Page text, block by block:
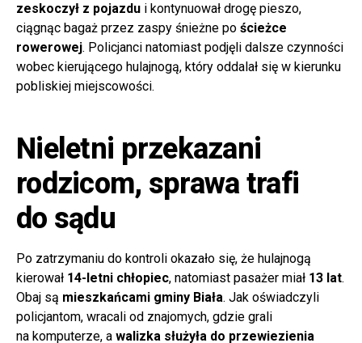
zeskoczył z pojazdu i kontynuował drogę pieszo,
ciągnąc bagaż przez zaspy śnieżne po ścieżce
rowerowej. Policjanci natomiast podjęli dalsze czynności
wobec kierującego hulajnogą, który oddalał się w kierunku
pobliskiej miejscowości.
Nieletni przekazani
rodzicom, sprawa trafi
do sądu
Po zatrzymaniu do kontroli okazało się, że hulajnogą
kierował 14-letni chłopiec, natomiast pasażer miał 13 lat.
Obaj są mieszkańcami gminy Biała. Jak oświadczyli
policjantom, wracali od znajomych, gdzie grali
na komputerze, a walizka służyła do przewiezienia